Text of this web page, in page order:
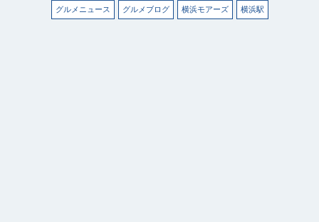
グルメニュース グルメブログ 横浜モアーズ 横浜駅